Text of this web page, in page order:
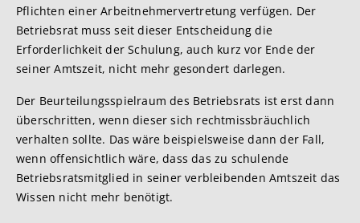
Pflichten einer Arbeitnehmervertretung verfügen. Der
Betriebsrat muss seit dieser Entscheidung die
Erforderlichkeit der Schulung, auch kurz vor Ende der
seiner Amtszeit, nicht mehr gesondert darlegen.
Der Beurteilungsspielraum des Betriebsrats ist erst dann
überschritten, wenn dieser sich rechtmissbräuchlich
verhalten sollte. Das wäre beispielsweise dann der Fall,
wenn offensichtlich wäre, dass das zu schulende
Betriebsratsmitglied in seiner verbleibenden Amtszeit das
Wissen nicht mehr benötigt.